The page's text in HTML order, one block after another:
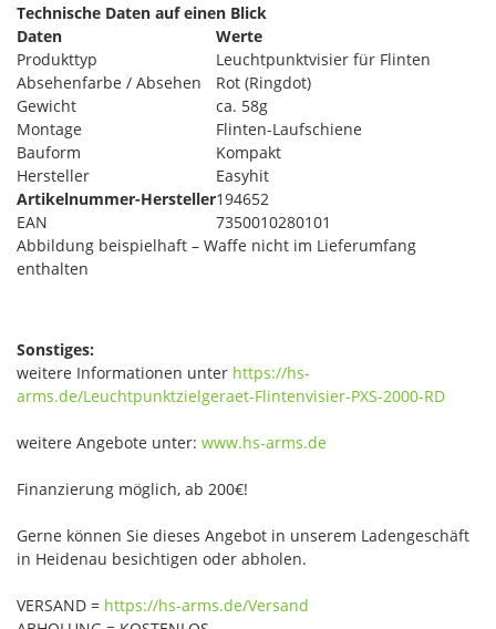
Technische Daten auf einen Blick
Daten
Werte
Produkttyp
Leuchtpunktvisier für Flinten
Absehenfarbe / Absehen
Rot (Ringdot)
Gewicht
ca. 58g
Montage
Flinten-Laufschiene
Bauform
Kompakt
Hersteller
Easyhit
Artikelnummer-Hersteller194652
EAN
7350010280101
Abbildung beispielhaft – Waffe nicht im Lieferumfang
enthalten
Sonstiges:
weitere Informationen unter https://hs-
arms.de/Leuchtpunktzielgeraet-Flintenvisier-PXS-2000-RD
weitere Angebote unter: www.hs-arms.de
Finanzierung möglich, ab 200€!
Gerne können Sie dieses Angebot in unserem Ladengeschäft
in Heidenau besichtigen oder abholen.
VERSAND = https://hs-arms.de/Versand